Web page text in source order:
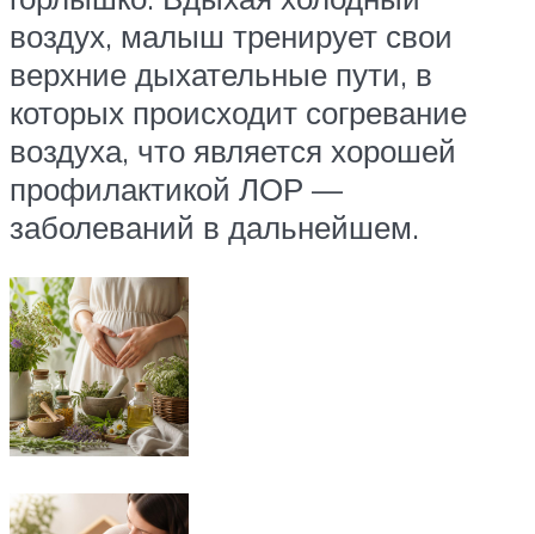
воздух, малыш тренирует свои
верхние дыхательные пути, в
которых происходит согревание
воздуха, что является хорошей
профилактикой ЛОР —
заболеваний в дальнейшем.